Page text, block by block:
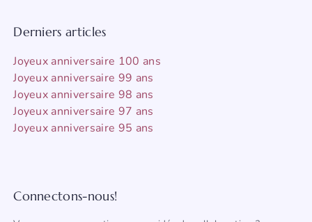
Derniers articles
Joyeux anniversaire 100 ans
Joyeux anniversaire 99 ans
Joyeux anniversaire 98 ans
Joyeux anniversaire 97 ans
Joyeux anniversaire 95 ans
Connectons-nous!